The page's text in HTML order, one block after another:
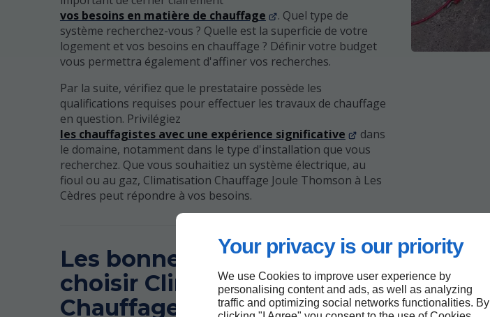
Your privacy is our priority
We use Cookies to improve user experience by
personalising content and ads, as well as analyzing
traffic and optimizing social networks functionalities. By
vos besoins en matière de chauffage
. Quel type de
système recherchez-vous ? Quelle est la superficie de votre
logement et vos besoins en chauffage ? Définir votre budget
vous permettra également d'affiner vos recherches.
Par la suite, vérifiez que le prestataire possède les
qualifications requises pour effectuer les travaux de chauffage
en question. Privilégiez
les chauffagistes avec une expérience significative
dans
le domaine, notamment dans le type d'installation que vous
recherchez. Que vous souhaitiez un système électrique, au
fioul ou au gaz, Climatisation Chauffage Joule Thomson à Les
Cèdres peut répondre à vos besoins.
Les bonnes raisons de
choisir Climatisation
Chauffage Joule Thomson